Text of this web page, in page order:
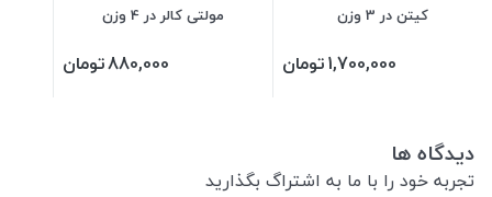
کیتن در 3 وزن
1,700,000تومان
مولتی کالر در 4 وزن
880,000تومان
دیدگاه ها
تجربه خود را با ما به اشتراگ بگذارید